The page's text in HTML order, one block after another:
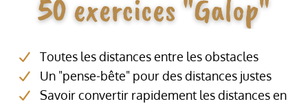
Toutes les distances entre les obstacles
Un "pense-bête" pour des distances justes
Savoir convertir rapidement les distances en